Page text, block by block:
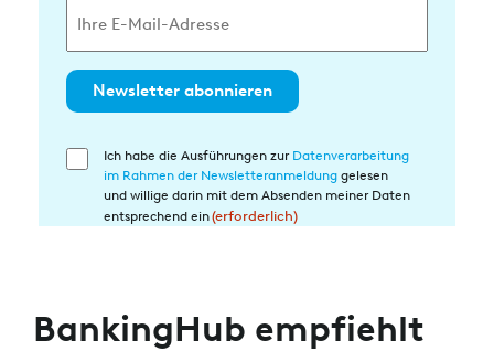
Newsletter abonnieren
Einwilligung
Ich habe die Ausführungen zur Datenverarbeitung
im Rahmen der Newsletteranmeldung gelesen
und willige darin mit dem Absenden meiner Daten
entsprechend ein(erforderlich)
BankingHub empfiehlt